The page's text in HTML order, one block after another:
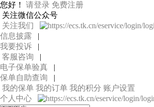
您好！ 请登录 免费注册
关注微信公众号
关注我们
信息披露 |
我要投诉 |
客服咨询 |
电子保单验真 |
保单自助查询 |
我的保单 我的订单 我的积分 账户设置
个人中心